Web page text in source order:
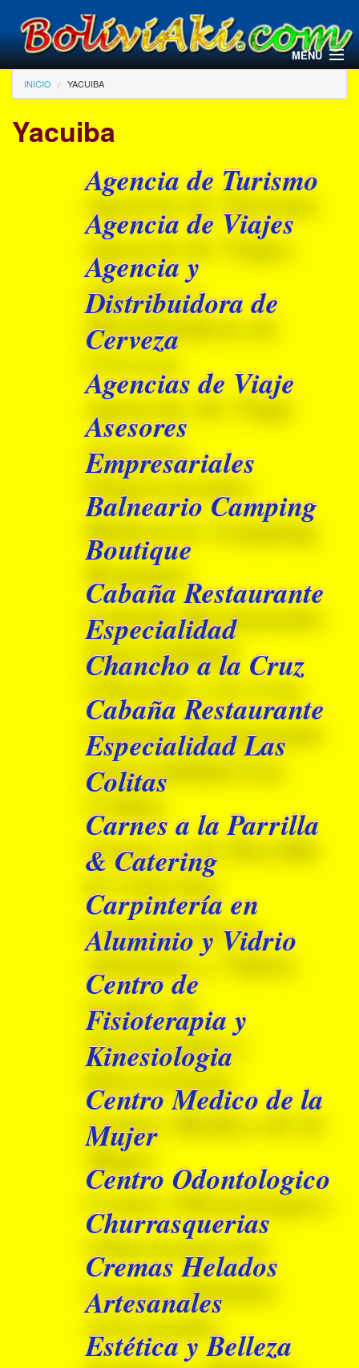
MENU
Usted está aquí
INICIO YACUIBA
Yacuiba
Agencia de Turismo
Agencia de Viajes
Agencia y
Distribuidora de
Cerveza
Agencias de Viaje
Asesores
Empresariales
Balneario Camping
Boutique
Cabaña Restaurante
Especialidad
Chancho a la Cruz
Cabaña Restaurante
Especialidad Las
Colitas
Carnes a la Parrilla
& Catering
Carpintería en
Aluminio y Vidrio
Centro de
Fisioterapia y
Kinesiologia
Centro Medico de la
Mujer
Centro Odontologico
Churrasquerias
Cremas Helados
Artesanales
Estética y Belleza